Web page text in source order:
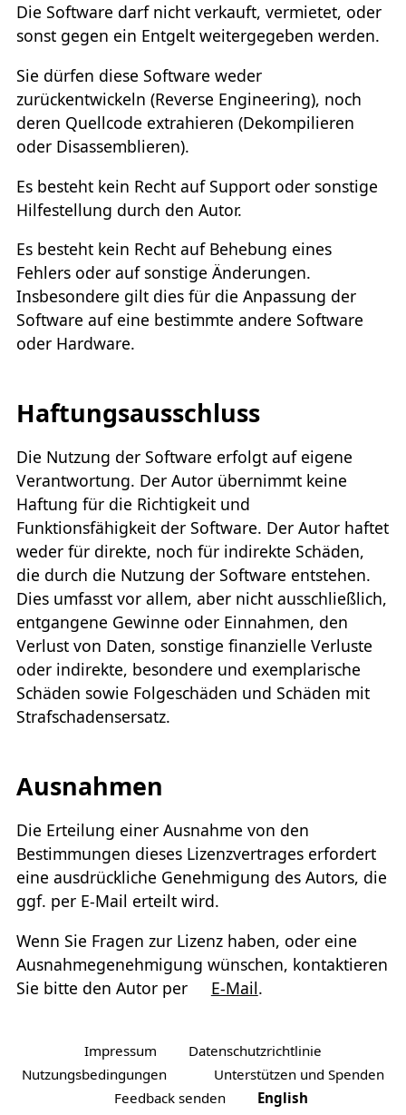
Die Software darf nicht verkauft, vermietet, oder
sonst gegen ein Entgelt weitergegeben werden.
Sie dürfen diese Software weder
zurückentwickeln (Reverse Engineering), noch
deren Quellcode extrahieren (Dekompilieren
oder Disassemblieren).
Es besteht kein Recht auf Support oder sonstige
Hilfestellung durch den Autor.
Es besteht kein Recht auf Behebung eines
Fehlers oder auf sonstige Änderungen.
Insbesondere gilt dies für die Anpassung der
Software auf eine bestimmte andere Software
oder Hardware.
Haftungsausschluss
Die Nutzung der Software erfolgt auf eigene
Verantwortung. Der Autor übernimmt keine
Haftung für die Richtigkeit und
Funktionsfähigkeit der Software. Der Autor haftet
weder für direkte, noch für indirekte Schäden,
die durch die Nutzung der Software entstehen.
Dies umfasst vor allem, aber nicht ausschließlich,
entgangene Gewinne oder Einnahmen, den
Verlust von Daten, sonstige finanzielle Verluste
oder indirekte, besondere und exemplarische
Schäden sowie Folgeschäden und Schäden mit
Strafschadensersatz.
Ausnahmen
Die Erteilung einer Ausnahme von den
Bestimmungen dieses Lizenzvertrages erfordert
eine ausdrückliche Genehmigung des Autors, die
ggf. per E-Mail erteilt wird.
Wenn Sie Fragen zur Lizenz haben, oder eine
Ausnahmegenehmigung wünschen, kontaktieren
Sie bitte den Autor per
E-Mail.
Impressum
Datenschutzrichtlinie
Nutzungsbedingungen
Unterstützen und Spenden
Feedback senden
English